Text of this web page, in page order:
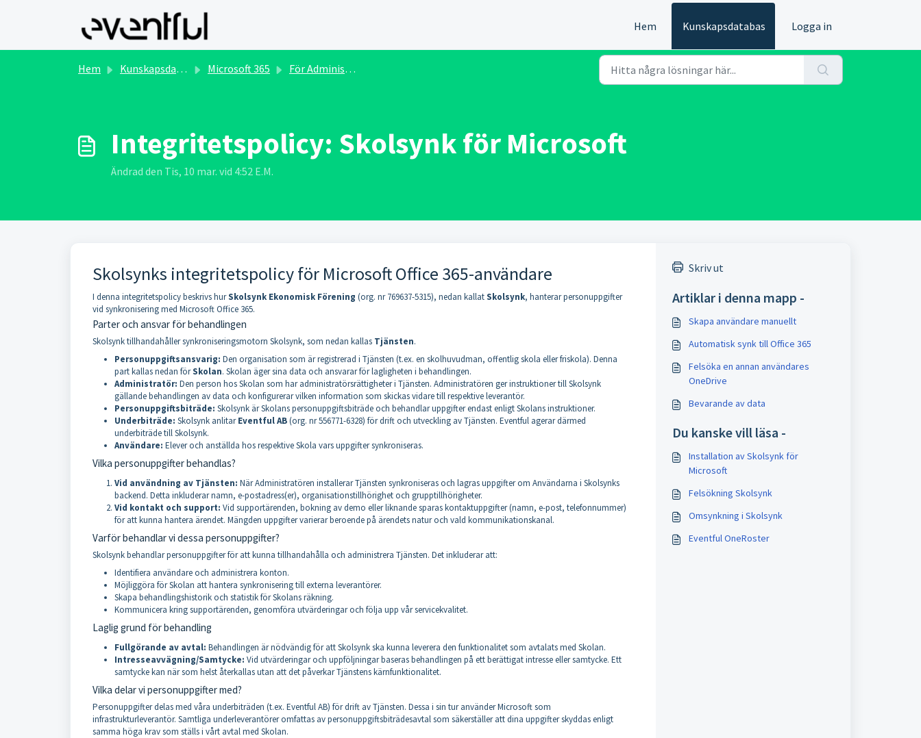
Hem
Kunskapsdatabas Logga in
Hem Kunskapsdatabas Microsoft 365 För Administratörer
Integritetspolicy: Skolsynk för Microsoft
Ändrad den Tis, 10 mar. vid 4:52 E.M.
Skolsynks integritetspolicy för Microsoft Office 365-användare
I denna integritetspolicy beskrivs hurSkolsynk Ekonomisk Förening (org. nr 769637-5315), nedan kallatSkolsynk, hanterar personuppgifter
vid synkronisering med Microsoft Office 365.
Parter och ansvar för behandlingen
Skolsynk tillhandahåller synkroniseringsmotorn Skolsynk, som nedan kallas Tjänsten.
Personuppgiftsansvarig: Den organisation som är registrerad i Tjänsten (t.ex. en skolhuvudman, offentlig skola eller friskola). Denna
part kallas nedan förSkolan. Skolan äger sina data och ansvarar för lagligheten i behandlingen.
Administratör: Den person hos Skolan som har administratörsrättigheter i Tjänsten. Administratören ger instruktioner till Skolsynk
gällande behandlingen av data och konfigurerar vilken information som skickas vidare till respektive leverantör.
Personuppgiftsbiträde: Skolsynk är Skolans personuppgiftsbiträde och behandlar uppgifter endast enligt Skolans instruktioner.
Underbiträde: Skolsynk anlitarEventful AB(org. nr 556771-6328) för drift och utveckling av Tjänsten. Eventful agerar därmed
underbiträde till Skolsynk.
Användare: Elever och anställda hos respektive Skola vars uppgifter synkroniseras.
Vilka personuppgifter behandlas?
Vid användning av Tjänsten: När Administratören installerar Tjänsten synkroniseras och lagras uppgifter om Användarna i Skolsynks
backend. Detta inkluderar namn, e-postadress(er), organisationstillhörighet och grupptillhörigheter.
Vid kontakt och support: Vid supportärenden, bokning av demo eller liknande sparas kontaktuppgifter (namn, e-post, telefonnummer)
för att kunna hantera ärendet. Mängden uppgifter varierar beroende på ärendets natur och vald kommunikationskanal.
Varför behandlar vi dessa personuppgifter?
Skolsynk behandlar personuppgifter för att kunna tillhandahålla och administrera Tjänsten. Det inkluderar att:
Identifiera användare och administrera konton.
Möjliggöra för Skolan att hantera synkronisering till externa leverantörer.
Skapa behandlingshistorik och statistik för Skolans räkning.
Kommunicera kring supportärenden, genomföra utvärderingar och följa upp vår servicekvalitet.
Laglig grund för behandling
Fullgörande av avtal: Behandlingen är nödvändig för att Skolsynk ska kunna leverera den funktionalitet som avtalats med Skolan.
Intresseavvägning/Samtycke: Vid utvärderingar och uppföljningar baseras behandlingen på ett berättigat intresse eller samtycke. Ett
samtycke kan när som helst återkallas utan att det påverkar Tjänstens kärnfunktionalitet.
Vilka delar vi personuppgifter med?
Personuppgifter delas med våra underbiträden (t.ex. Eventful AB) för drift av Tjänsten. Dessa i sin tur använder Microsoft som
infrastrukturleverantör. Samtliga underleverantörer omfattas av personuppgiftsbiträdesavtal som säkerställer att dina uppgifter skyddas enligt
samma höga krav som ställs i vårt avtal med Skolan.
Skriv ut
Artiklar i denna mapp -
Skapa användare manuellt
Automatisk synk till Office 365
Felsöka en annan användares
OneDrive
Bevarande av data
Du kanske vill läsa -
Installation av Skolsynk för
Microsoft
Felsökning Skolsynk
Omsynkning i Skolsynk
Eventful OneRoster